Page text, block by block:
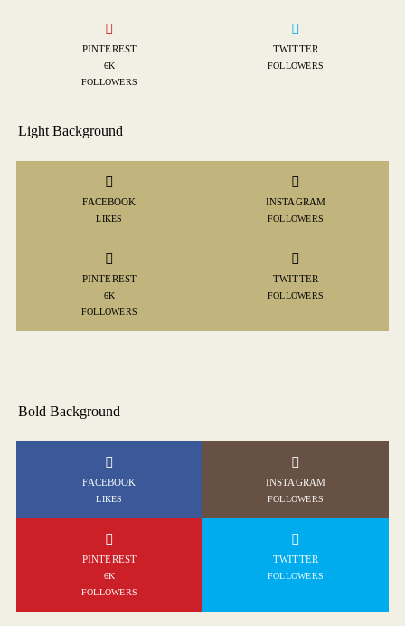
PINTEREST
6K
FOLLOWERS
TWITTER
FOLLOWERS
Light Background
FACEBOOK
LIKES
INSTAGRAM
FOLLOWERS
PINTEREST
6K
FOLLOWERS
TWITTER
FOLLOWERS
Bold Background
FACEBOOK
LIKES
INSTAGRAM
FOLLOWERS
PINTEREST
6K
FOLLOWERS
TWITTER
FOLLOWERS